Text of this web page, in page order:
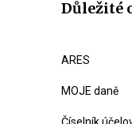
Důležité
ARES
MOJE daně